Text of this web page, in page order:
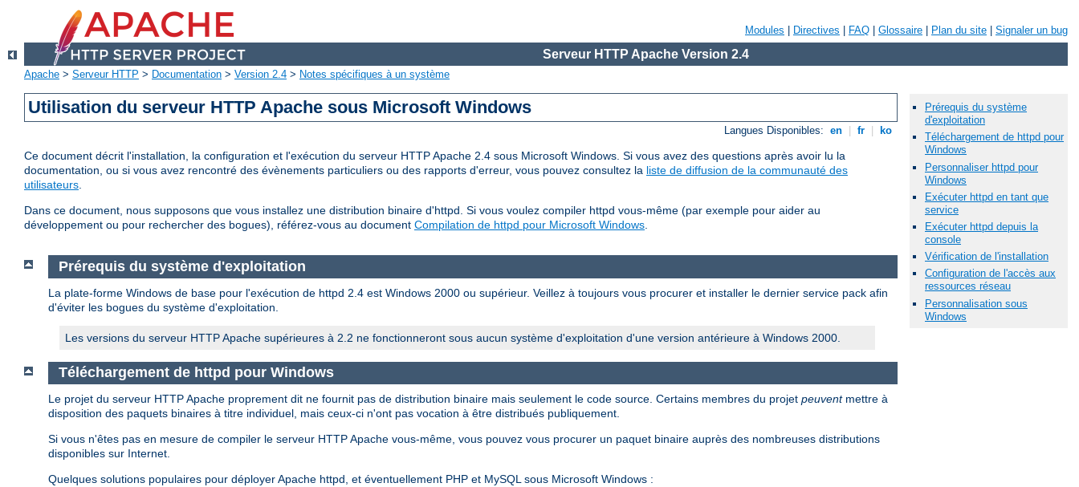
Modules Directives FAQ Glossaire Plan du site Signaler un bug
Serveur HTTP Apache Version 2.4
Apache > Serveur HTTP > Documentation > Version 2.4 > Notes spécifiques à un système
Utilisation du serveur HTTP Apache sous Microsoft Windows
Langues Disponibles: en fr ko
Ce document décrit l'installation, la configuration et l'exécution du serveur HTTP Apache 2.4 sous Microsoft Windows. Si vous avez des questions après avoir lu la
documentation, ou si vous avez rencontré des évènements particuliers ou des rapports d'erreur, vous pouvez consultez la liste de diffusion de la communauté des
utilisateurs.
Dans ce document, nous supposons que vous installez une distribution binaire d'httpd. Si vous voulez compiler httpd vous-même (par exemple pour aider au
développement ou pour rechercher des bogues), référez-vous au document Compilation de httpd pour Microsoft Windows.
Prérequis du système d'exploitation
La plate-forme Windows de base pour l'exécution de httpd 2.4 est Windows 2000 ou supérieur. Veillez à toujours vous procurer et installer le dernier service pack afin
d'éviter les bogues du système d'exploitation.
Les versions du serveur HTTP Apache supérieures à 2.2 ne fonctionneront sous aucun système d'exploitation d'une version antérieure à Windows 2000.
Téléchargement de httpd pour Windows
Le projet du serveur HTTP Apache proprement dit ne fournit pas de distribution binaire mais seulement le code source. Certains membres du projet peuventmettre à
disposition des paquets binaires à titre individuel, mais ceux-ci n'ont pas vocation à être distribués publiquement.
Si vous n'êtes pas en mesure de compiler le serveur HTTP Apache vous-même, vous pouvez vous procurer un paquet binaire auprès des nombreuses distributions
disponibles sur Internet.
Quelques solutions populaires pour déployer Apache httpd, et éventuellement PHP et MySQL sous Microsoft Windows :
Prérequis du système
d'exploitation
Téléchargement de httpd pour
Windows
Personnaliser httpd pour
Windows
Exécuter httpd en tant que
service
Exécuter httpd depuis la
console
Vérification de l'installation
Configuration de l'accès aux
ressources réseau
Personnalisation sous
Windows